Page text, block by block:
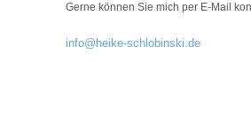
Gerne können Sie mich per E-Mail
info@heike-schlobinski.de